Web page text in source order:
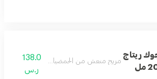
ريتاج
مل
مزيج منعش من الحمضيات والزهور والمسك.
138.0
ر.س